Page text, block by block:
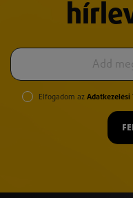
Elfogadom az Adatkezelési